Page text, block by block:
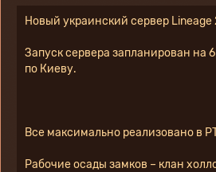
Новый украинский сервер Lineage
Запуск сервера запланирован на
по Киеву.
Все максимально реализовано в
Рабочие осады замков – клан